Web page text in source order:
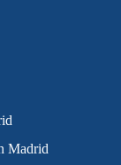
Madrid